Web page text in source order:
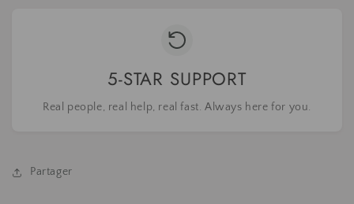
5-STAR SUPPORT
Real people, real help, real fast. Always here for you.
Partager